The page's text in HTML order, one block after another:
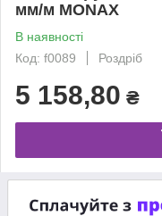
мм/м MONAX
В наявності
Код: f0089
Роздріб
5 158,80 ₴